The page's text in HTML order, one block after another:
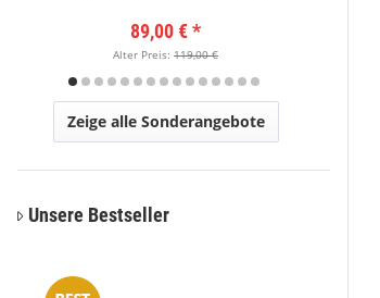
Woolmaster
ab549,00 €*
89,00 €*
Alter Preis: 119,00 €
Zeige alle Sonderangebote
Unsere Bestseller